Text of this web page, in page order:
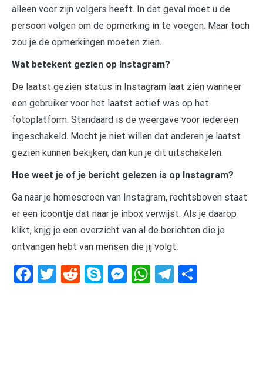
alleen voor zijn volgers heeft. In dat geval moet u de
persoon volgen om de opmerking in te voegen. Maar toch
zou je de opmerkingen moeten zien.
Wat betekent gezien op Instagram?
De laatst gezien status in Instagram laat zien wanneer
een gebruiker voor het laatst actief was op het
fotoplatform. Standaard is de weergave voor iedereen
ingeschakeld. Mocht je niet willen dat anderen je laatst
gezien kunnen bekijken, dan kun je dit uitschakelen.
Hoe weet je of je bericht gelezen is op Instagram?
Ga naar je homescreen van Instagram, rechtsboven staat
er een icoontje dat naar je inbox verwijst. Als je daarop
klikt, krijg je een overzicht van al de berichten die je
ontvangen hebt van mensen die jij volgt.
Facebook
Twitter
RedditSkypeMessenger
WhatsApp
Telegram